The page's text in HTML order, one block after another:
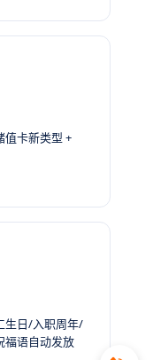
值卡新类型 +
生日/入职周年/
福语自动发放